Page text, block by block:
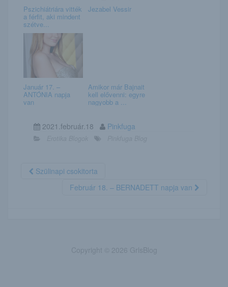
Pszichiátriára vitték
a férfit, aki mindent
szétve...
Jezabel Vessir
Január 17. –
ANTÓNIA napja
van
Amikor már Bajnait
kell elővenni: egyre
nagyobb a ...
2021.február.18 Pinkfuga
Szülinapi csokitorta
Február 18. – BERNADETT napja van